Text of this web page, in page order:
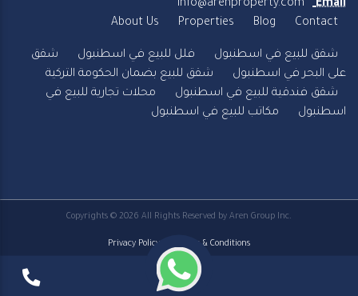
Email
info@arenproperty.com
About Us
Properties Blog Contact
شقق للبيع في اسطنبول فلل للبيع في اسطنبول
شقق
على البحر في اسطنبول
شقق للبيع بضمان الحكومة التركية
شقق فندقية للبيع في اسطنبول
محلات تجارية للبيع في
اسطنبول
مكاتب للبيع في اسطنبول
Copyrights © 2026 All Rights Reserved by Aren Group Inc.
Privacy Policy | Terms & Conditions